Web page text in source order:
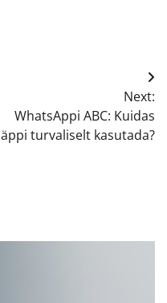
Next:
WhatsAppi ABC: Kuidas
äppi turvaliselt kasutada?